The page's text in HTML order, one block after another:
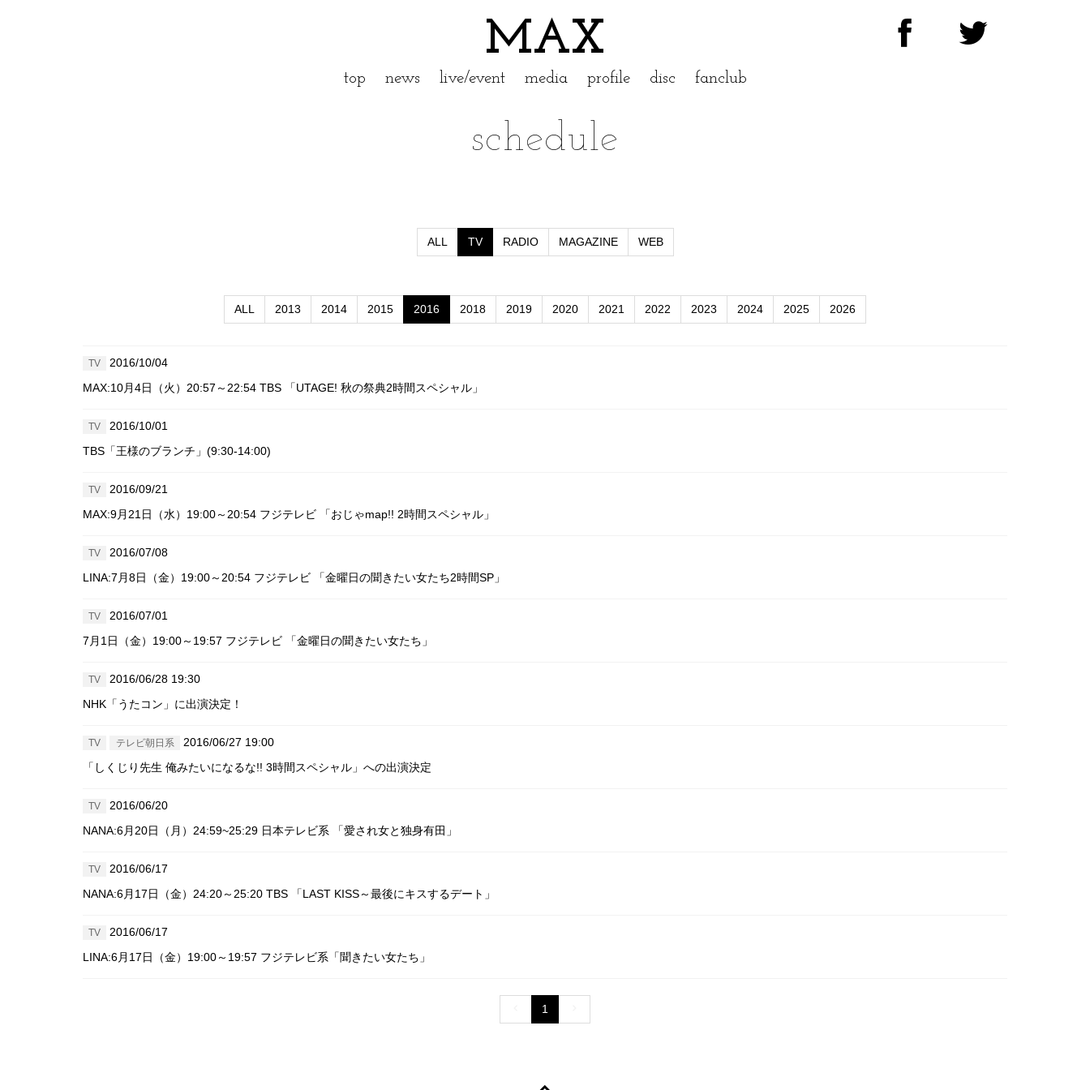
MAX
top news live/event media profile disc fanclub
schedule
ALL TV RADIO MAGAZINE WEB
ALL 2013 2014 2015 2016 2018 2019 2020 2021 2022 2023 2024 2025 2026
TV
2016/10/04
MAX:10月4日（火）20:57～22:54 TBS 「UTAGE! 秋の祭典2時間スペシャル」
TV
2016/10/01
TBS「王様のブランチ」(9:30-14:00)
TV
2016/09/21
MAX:9月21日（水）19:00～20:54 フジテレビ 「おじゃmap!! 2時間スペシャル」
TV
2016/07/08
LINA:7月8日（金）19:00～20:54 フジテレビ 「金曜日の聞きたい女たち2時間SP」
TV
2016/07/01
7月1日（金）19:00～19:57 フジテレビ 「金曜日の聞きたい女たち」
TV
2016/06/28 19:30
NHK「うたコン」に出演決定！
TV テレビ朝日系
2016/06/27 19:00
「しくじり先生 俺みたいになるな!! 3時間スペシャル」への出演決定
TV
2016/06/20
NANA:6月20日（月）24:59~25:29 日本テレビ系 「愛され女と独身有田」
TV
2016/06/17
NANA:6月17日（金）24:20～25:20 TBS 「LAST KISS～最後にキスするデート」
TV
2016/06/17
LINA:6月17日（金）19:00～19:57 フジテレビ系「聞きたい女たち」
1